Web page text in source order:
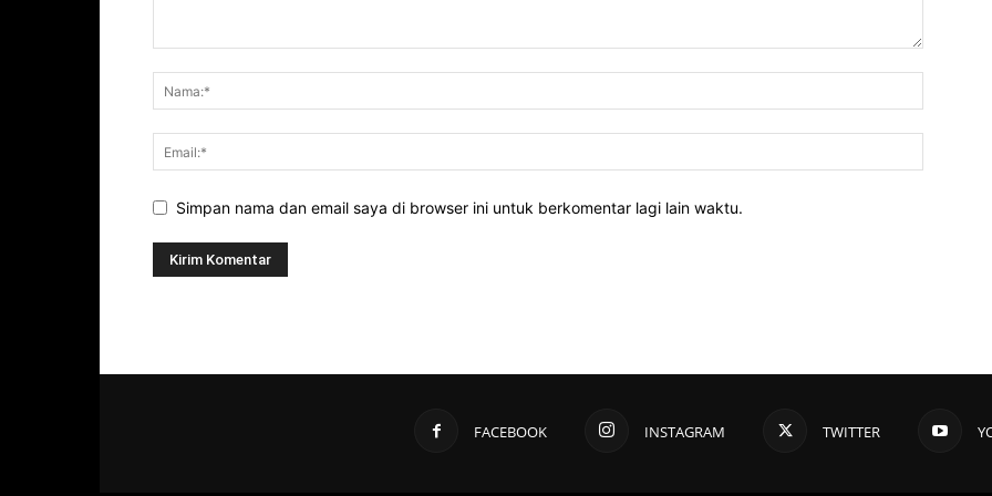
Simpan nama dan email saya di browser ini untuk berkomentar lagi lain waktu.
FACEBOOK INSTAGRAM TWITTER